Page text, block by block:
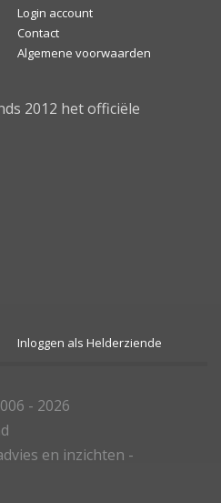
Login account
Contact
Algemene voorwaarden
2012 het officiële
Inloggen als Helderziende
- 2026
en inzichten -